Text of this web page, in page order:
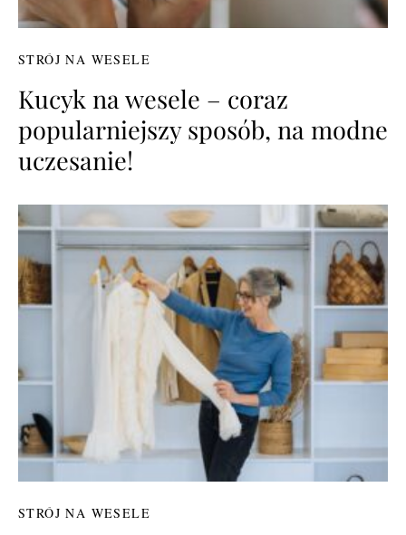
STRÓJ NA WESELE
Kucyk na wesele – coraz
popularniejszy sposób, na modne
uczesanie!
STRÓJ NA WESELE